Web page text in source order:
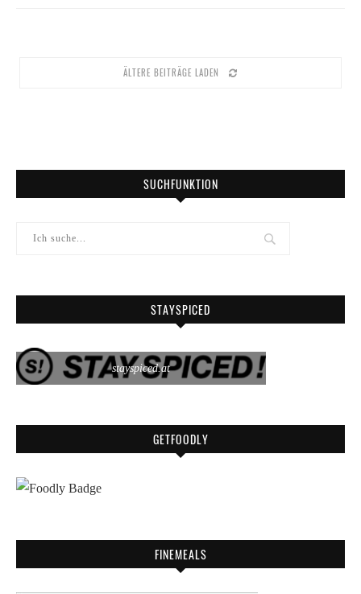
ÄLTERE BEITRÄGE LADEN
SUCHFUNKTION
STAYSPICED
stayspiced.at
GETFOODLY
FINEMEALS